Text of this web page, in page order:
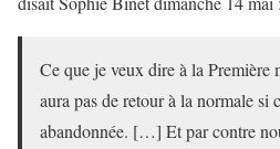
Ce que je veux dire à la Première
aura pas de retour à la normale si
abandonnée. […] Et par contre